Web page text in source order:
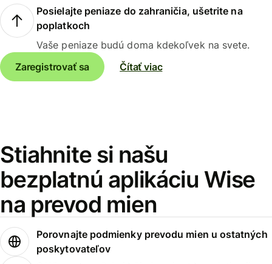
Posielajte peniaze do zahraničia, ušetrite na
poplatkoch
Vaše peniaze budú doma kdekoľvek na svete.
Zaregistrovať sa
Čítať viac
Stiahnite si našu
bezplatnú aplikáciu Wise
na prevod mien
Porovnajte podmienky prevodu mien u ostatných
poskytovateľov